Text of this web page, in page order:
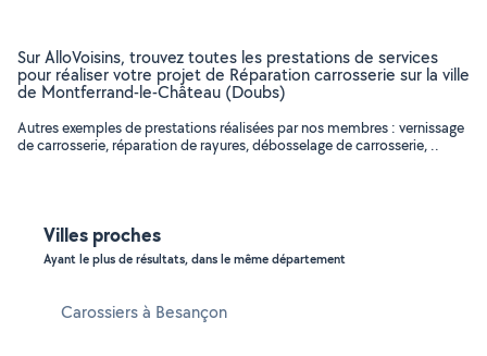
Sur AlloVoisins, trouvez toutes les prestations de services
pour réaliser votre projet de Réparation carrosserie sur la ville
de Montferrand-le-Château (Doubs)
Autres exemples de prestations réalisées par nos membres : vernissage
de carrosserie, réparation de rayures, débosselage de carrosserie, ..
Villes proches
Ayant le plus de résultats, dans le même département
Carossiers à Besançon